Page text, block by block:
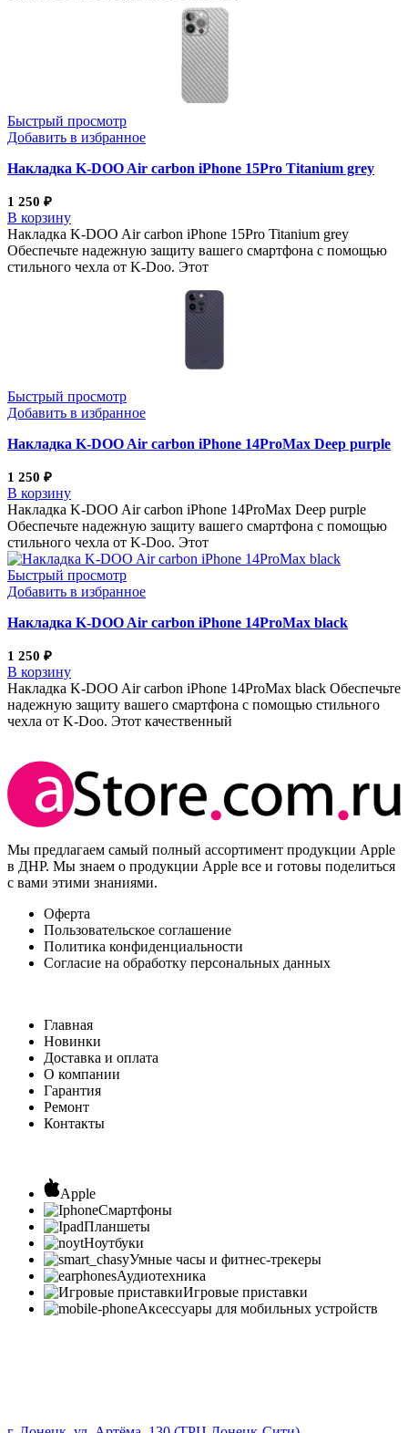
Быстрый просмотр
Добавить в избранное
Накладка K-DOO Air carbon iPhone 15Pro Titanium grey
1 250 ₽
В корзину
Накладка K-DOO Air carbon iPhone 15Pro Titanium grey
Обеспечьте надежную защиту вашего смартфона с помощью
стильного чехла от K-Doo. Этот
Быстрый просмотр
Добавить в избранное
Накладка K-DOO Air carbon iPhone 14ProMax Deep purple
1 250 ₽
В корзину
Накладка K-DOO Air carbon iPhone 14ProMax Deep purple
Обеспечьте надежную защиту вашего смартфона с помощью
стильного чехла от K-Doo. Этот
Быстрый просмотр
Добавить в избранное
Накладка K-DOO Air carbon iPhone 14ProMax black
1 250 ₽
В корзину
Накладка K-DOO Air carbon iPhone 14ProMax black Обеспечьте
надежную защиту вашего смартфона с помощью стильного
чехла от K-Doo. Этот качественный
Мы предлагаем самый полный ассортимент продукции Apple
в ДНР. Мы знаем о продукции Apple все и готовы поделиться
с вами этими знаниями.
Оферта
Пользовательское соглашение
Политика конфиденциальности
Согласие на обработку персональных данных
Главная
Новинки
Доставка и оплата
О компании
Гарантия
Ремонт
Контакты
Apple
Смартфоны
Планшеты
Ноутбуки
Умные часы и фитнес-трекеры
Аудиотехника
Игровые приставки
Аксессуары для мобильных устройств